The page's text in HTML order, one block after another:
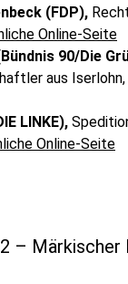
(FDP),
Online-Seite
90/Die
aus Iserlohn,
LINKE),
Online-Seite
– Märkischer